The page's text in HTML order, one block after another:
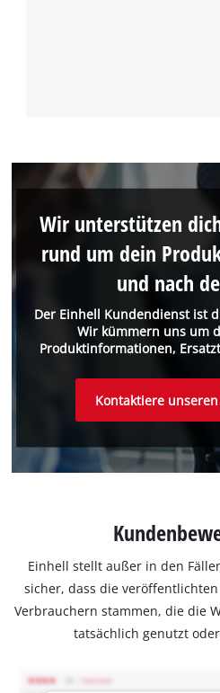
Der Einhell Kundendienst ist
Wir kümmern uns um
Produktinformationen,
Wir unterstützen
rund um dein
und nach
Kontaktiere
Einhell stellt außer in den
sicher, dass die
Verbrauchern stammen, die die
tatsächlich genutzt